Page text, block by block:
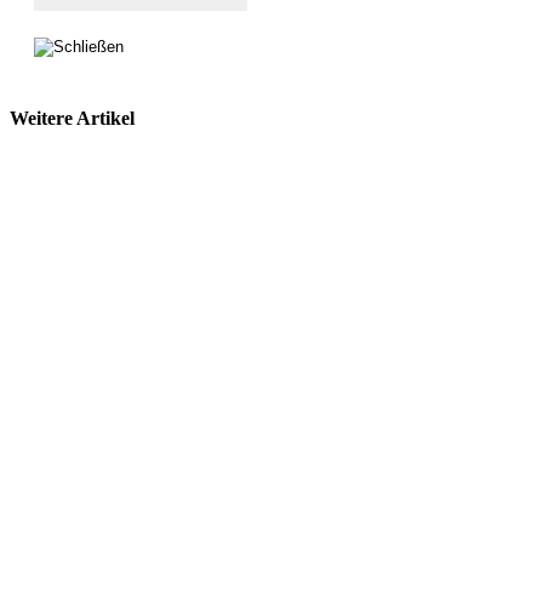
Weitere Artikel